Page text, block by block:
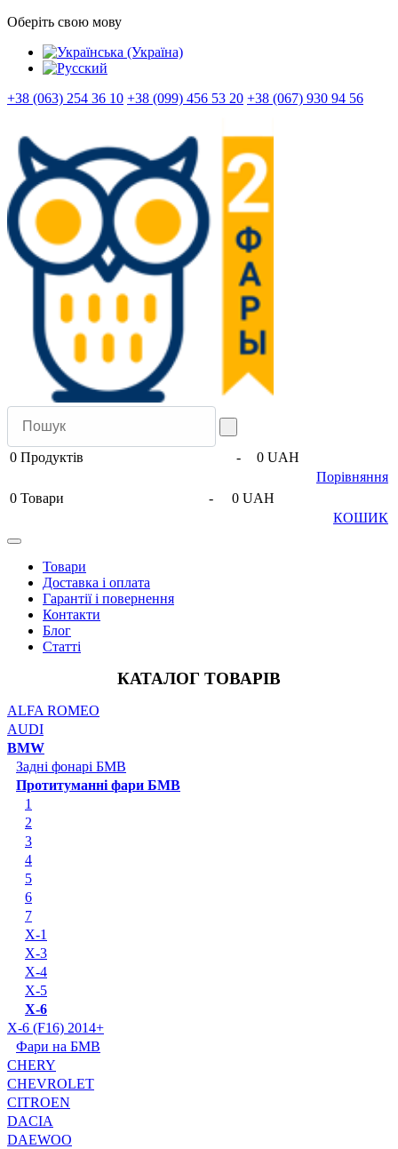
Оберіть свою мову
+38 (063) 254 36 10 +38 (099) 456 53 20 +38 (067) 930 94 56
0 Продуктів -
0 UAH
Порівняння
0 Товари -
0 UAH
КОШИК
Товари
Доставка і оплата
Гарантії і повернення
Контакти
Блог
Статті
КАТАЛОГ ТОВАРІВ
ALFA ROMEO
AUDI
BMW
Задні фонарі БМВ
Протитуманні фари БМВ
1
2
3
4
5
6
7
X-1
X-3
X-4
X-5
X-6
X-6 (F16) 2014+
Фари на БМВ
CHERY
CHEVROLET
CITROEN
DACIA
DAEWOO